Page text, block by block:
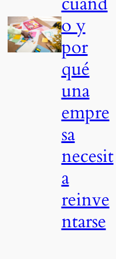
o y
por
qué
una
empre
sa
necesit
a
reinve
ntarse